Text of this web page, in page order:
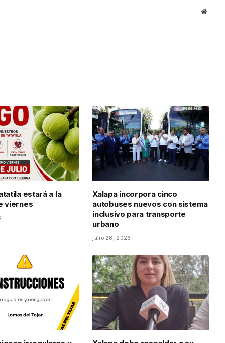
estará a la
viernes
Xalapa incorpora cinco
autobuses nuevos con sistema
inclusivo para transporte
urbano
julio 28, 2026